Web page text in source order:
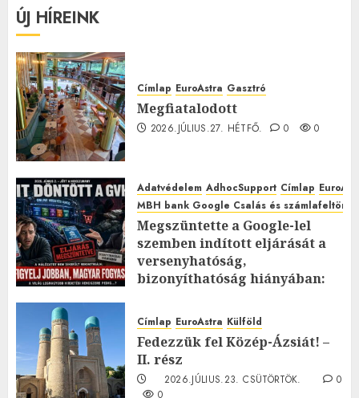
ÚJ HÍREINK
Címlap EuroAstra Gasztró
Megfiatalodott
2026.JÚLIUS.27. HÉTFŐ. 0 0
Adatvédelem AdhocSupport Címlap
MBH bank Google Csalás és
Megszüntette a Google-lel
szemben indított eljárását a
versenyhatóság,
bizonyíthatóság hiányában:
2026.JÚLIUS.23. CSÜTÖRTÖK.
0
Címlap EuroAstra Külföld
Fedezzük fel Közép-Ázsiát! –
II. rész
2026.JÚLIUS.23. CSÜTÖRTÖK.
0